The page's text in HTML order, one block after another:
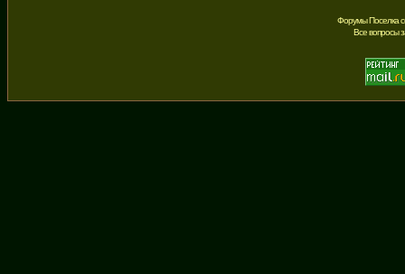
Форумы Поселка
Все вопросы